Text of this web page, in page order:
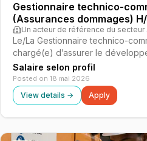
Gestionnaire technico-
(Assurances dommages)
Un acteur de référence du secteur
Le/La Gestionnaire technico-
chargé(e) d’assurer le
gestion technique et le suivi
clients en assurances
interlocuteur privilé…
Salaire selon profil
Posted on 18 mai 2026
View details → Apply